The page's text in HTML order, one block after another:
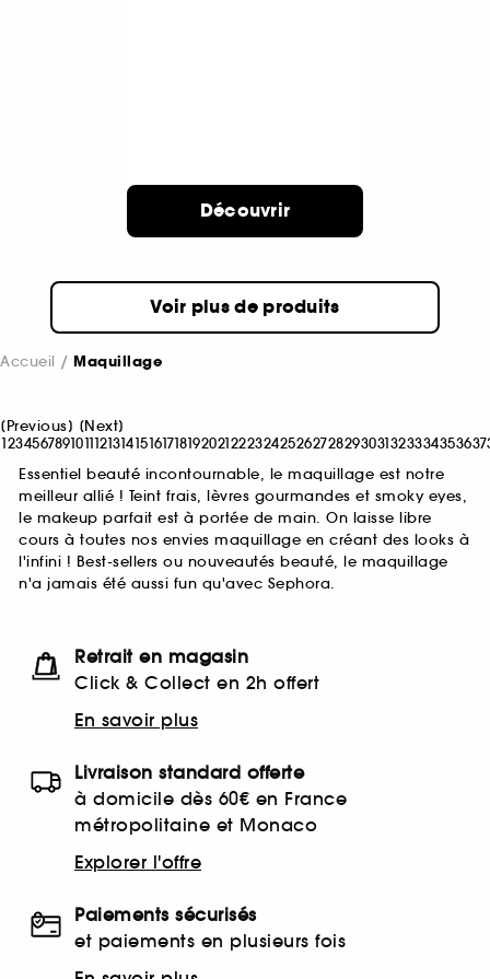
Découvrir
Voir plus de produits
Accueil Maquillage
[Previous] [Next]
12345678910111213141516171819202122232425262728293031323334353637
Essentiel beauté incontournable, le maquillage est notre
meilleur allié ! Teint frais, lèvres gourmandes et smoky eyes,
le makeup parfait est à portée de main. On laisse libre
cours à toutes nos envies maquillage en créant des looks à
l'infini ! Best-sellers ou nouveautés beauté, le maquillage
n'a jamais été aussi fun qu'avec Sephora.
Retrait en magasin
Click & Collect en 2h offert
En savoir plus
Livraison standard offerte
à domicile dès 60€ en France
métropolitaine et Monaco
Explorer l'offre
Paiements sécurisés
et paiements en plusieurs fois